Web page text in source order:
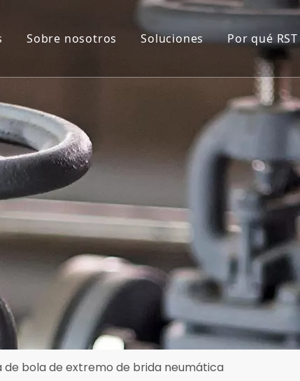
Sobre nosotros Soluciones Por qué RST
de bola de extremo de brida neumática